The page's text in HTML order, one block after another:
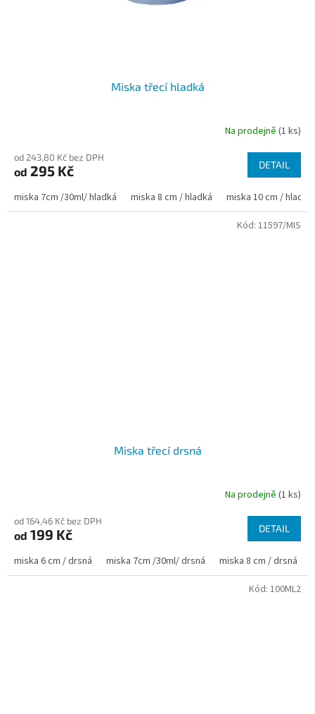
Miska třecí hladká
Na prodejně (1 ks)
od 243,80 Kč bez DPH
od 295 Kč DETAIL
miska 7cm /30ml/ hladká miska 8 cm / hladká miska 10 cm / hladká
Miska třecí drsná
Na prodejně (1 ks)
od 164,46 Kč bez DPH
od 199 Kč DETAIL
miska 6 cm / drsná miska 7cm /30ml/ drsná miska 8 cm / drsná
Kód: 11597/MIS
Kód: 100ML2